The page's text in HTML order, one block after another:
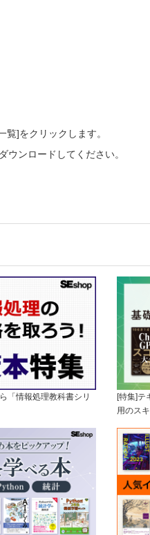
]をクリックします。
ンロードしてください。
「情報処理教科書シリ
[特集]テ
用のス